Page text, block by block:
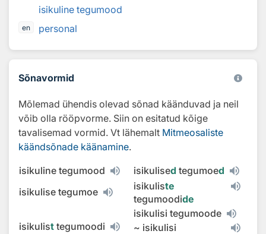
isikuline tegumood
en personal
Sõnavormid
Mõlemad ühendis olevad sõnad käänduvad ja neil
võib olla rööpvorme. Siin on esitatud kõige
tavalisemad vormid. Vt lähemalt Mitmeosaliste
käändsõnade käänamine.
isikuline tegumood
isikulised tegumoed
isikulise tegumoe
isikuliste
tegumoodide
isikulist tegumoodi
isikulisi tegumoode
~ isikulisi